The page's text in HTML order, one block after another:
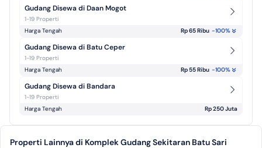
Gudang Disewa di Daan Mogot
1-19 Properti
Harga Tengah
Rp 65 Ribu -100%
Gudang Disewa di Batu Ceper
1-19 Properti
Harga Tengah
Rp 55 Ribu -100%
Gudang Disewa di Bandara
1-19 Properti
Harga Tengah
Rp 250 Juta
Properti Lainnya di Komplek Gudang Sekitaran Batu Sari